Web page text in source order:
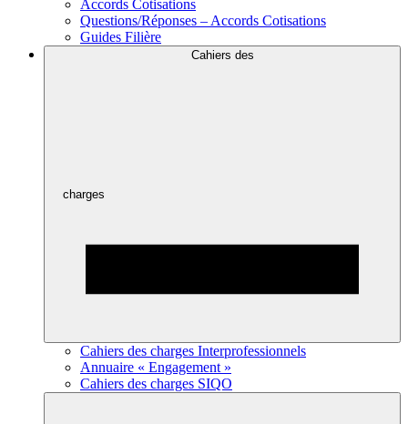
Accords Cotisations
Questions/Réponses – Accords Cotisations
Guides Filière
Cahiers des
charges
Cahiers des charges Interprofessionnels
Annuaire « Engagement »
Cahiers des charges SIQO